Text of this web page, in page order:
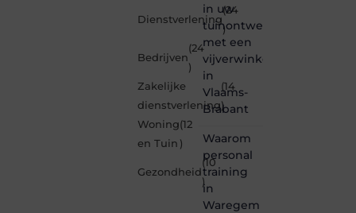
Dienstverlening
(24
)
Bedrijven
(24
)
Zakelijke
dienstverlening
(14
)
Woning
en Tuin
(12
)
Gezondheid
(10
)
in uw
tuinontwerp
met een
vijverwinkel
in
Vlaams-
Brabant
Waarom
personal
training
in
Waregem